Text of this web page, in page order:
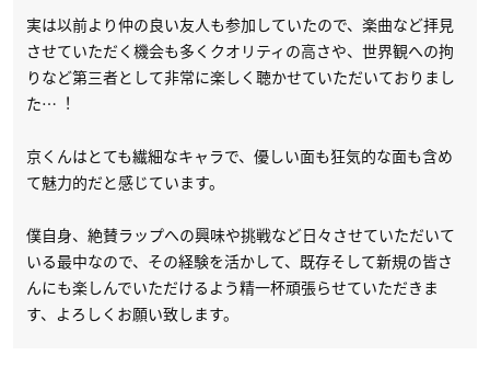
実は以前より仲の良い友人も参加していたので、楽曲など拝見
させていただく機会も多くクオリティの高さや、世界観への拘
りなど第三者として非常に楽しく聴かせていただいておりまし
た…︕
京くんはとても繊細なキャラで、優しい面も狂気的な面も含め
て魅力的だと感じています。
僕自身、絶賛ラップへの興味や挑戦など日々させていただいて
いる最中なので、その経験を活かして、既存そして新規の皆さ
んにも楽しんでいただけるよう精一杯頑張らせていただきま
す、よろしくお願い致します。